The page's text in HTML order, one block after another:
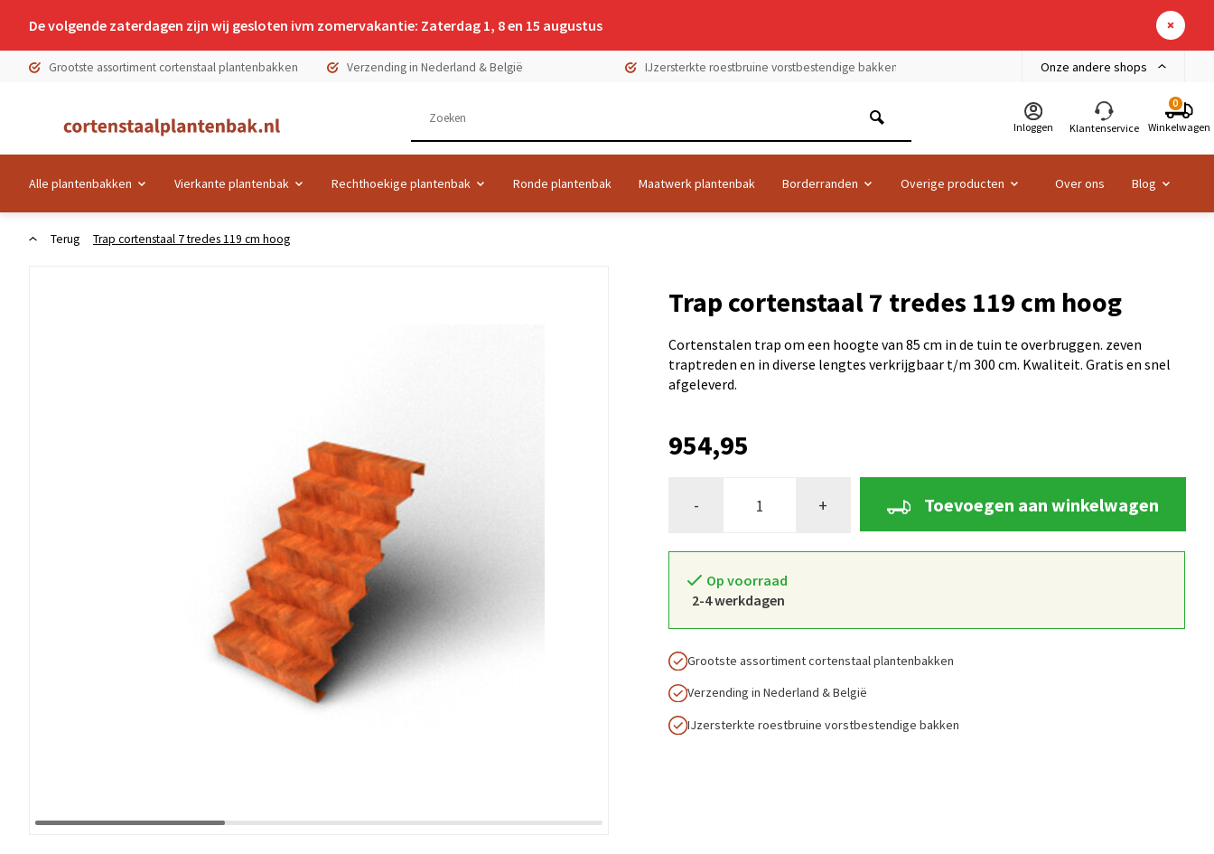
De volgende zaterdagen zijn wij gesloten ivm zomervakantie: Zaterdag 1, 8 en 15 augustus
Grootste assortiment cortenstaal plantenbakken Verzending in Nederland & België IJzersterkte roestbruine vorstbestendige bakken Onze andere shops
Inloggen Klantenservice
0
Winkelwagen
Alle plantenbakken Vierkante plantenbak Rechthoekige plantenbak Ronde plantenbak Maatwerk plantenbak Borderranden Overige producten Over ons Blog
Terug Trap cortenstaal 7 tredes 119 cm hoog
Trap cortenstaal 7 tredes 119 cm hoog
Cortenstalen trap om een hoogte van 85 cm in de tuin te overbruggen. zeven
traptreden en in diverse lengtes verkrijgbaar t/m 300 cm. Kwaliteit. Gratis en snel
afgeleverd.
954,95
- + Toevoegen aan winkelwagen
Op voorraad
2-4 werkdagen
Grootste assortiment cortenstaal plantenbakken
Verzending in Nederland & België
IJzersterkte roestbruine vorstbestendige bakken